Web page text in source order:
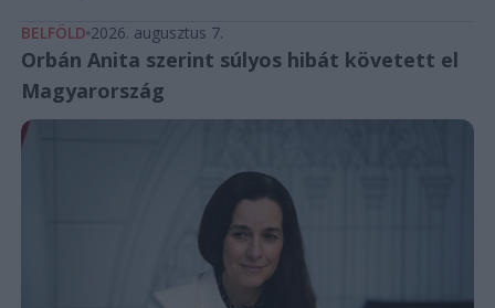
BELFÖLD 2026. augusztus 7.
Orbán Anita szerint súlyos hibát követett el
Magyarország